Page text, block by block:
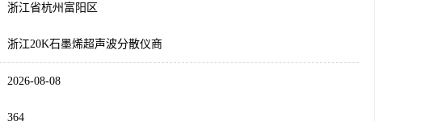
浙江省杭州富阳区
浙江20K石墨烯超声波分散仪商
2026-08-08
364